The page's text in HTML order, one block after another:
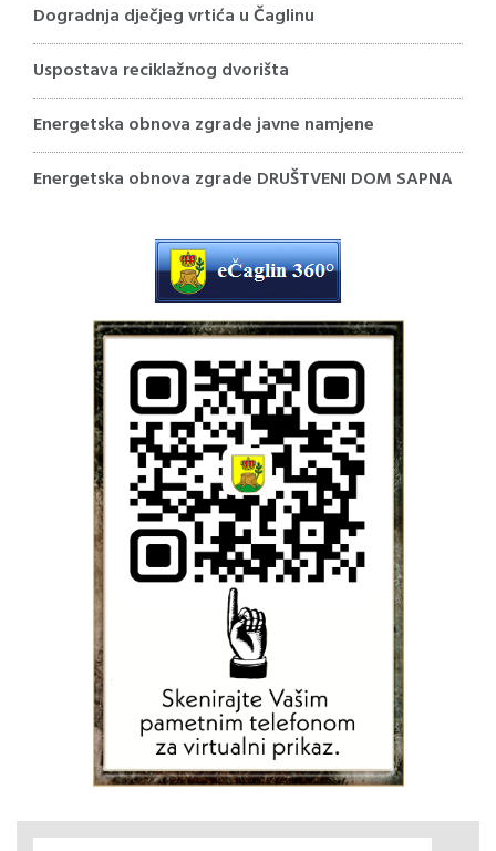
Dogradnja dječjeg vrtića u Čaglinu
Uspostava reciklažnog dvorišta
Energetska obnova zgrade javne namjene
Energetska obnova zgrade DRUŠTVENI DOM SAPNA